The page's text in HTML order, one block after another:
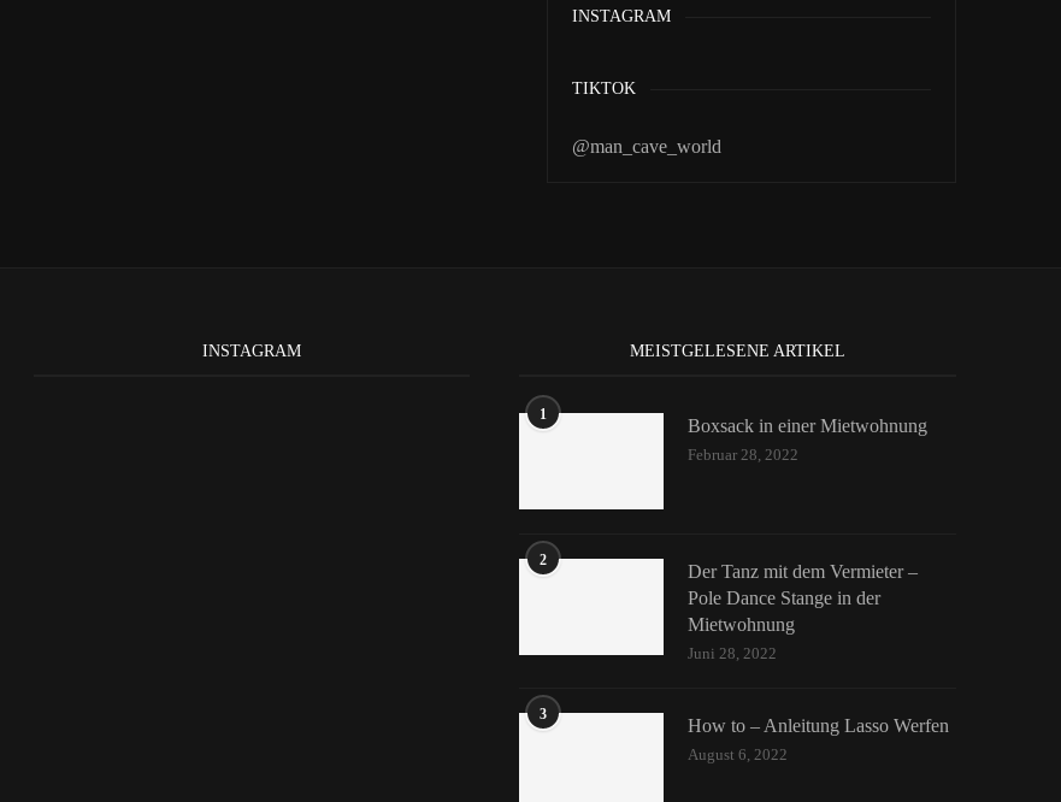
INSTAGRAM
TIKTOK
@man_cave_world
INSTAGRAM MEISTGELESENE ARTIKEL
1
Boxsack in einer Mietwohnung
Februar 28, 2022
2
Der Tanz mit dem Vermieter –
Pole Dance Stange in der
Mietwohnung
Juni 28, 2022
3
How to – Anleitung Lasso Werfen
August 6, 2022